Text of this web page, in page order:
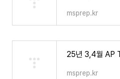
msprep.kr
25년 3,4월 AP
msprep.kr